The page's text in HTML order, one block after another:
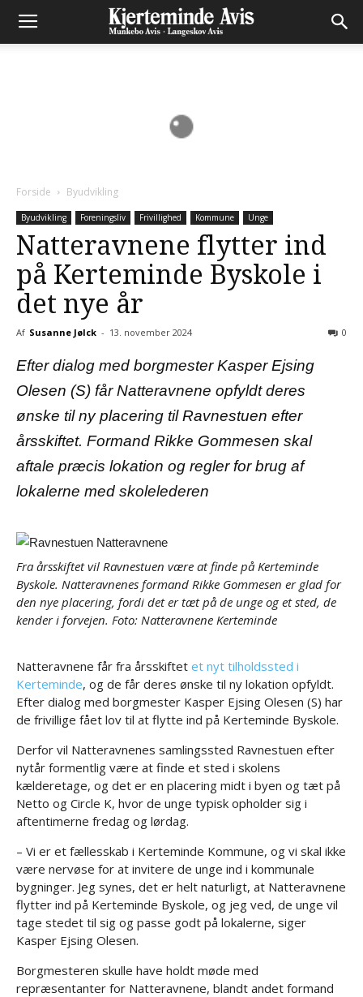
Forside Byudvikling
Byudvikling Foreningsliv Frivillighed Kommune Unge
Natteravnene flytter ind
på Kerteminde Byskole i
det nye år
Af Susanne Jølck - 13. november 2024 0
Efter dialog med borgmester Kasper Ejsing
Olesen (S) får Natteravnene opfyldt deres
ønske til ny placering til Ravnestuen efter
årsskiftet. Formand Rikke Gommesen skal
aftale præcis lokation og regler for brug af
lokalerne med skolelederen
Fra årsskiftet vil Ravnestuen være at finde på Kerteminde
Byskole. Natteravnenes formand Rikke Gommesen er glad for
den nye placering, fordi det er tæt på de unge og et sted, de
kender i forvejen. Foto: Natteravnene Kerteminde
Natteravnene får fra årsskiftet et nyt tilholdssted i
Kerteminde, og de får deres ønske til ny lokation opfyldt.
Efter dialog med borgmester Kasper Ejsing Olesen (S) har
de frivillige fået lov til at flytte ind på Kerteminde Byskole.
Derfor vil Natteravnenes samlingssted Ravnestuen efter
nytår formentlig være at finde et sted i skolens
kælderetage, og det er en placering midt i byen og tæt på
Netto og Circle K, hvor de unge typisk opholder sig i
aftentimerne fredag og lørdag.
– Vi er et fællesskab i Kerteminde Kommune, og vi skal ikke
være nervøse for at invitere de unge ind i kommunale
bygninger. Jeg synes, det er helt naturligt, at Natteravnene
flytter ind på Kerteminde Byskole, og jeg ved, de unge vil
tage stedet til sig og passe godt på lokalerne, siger
Kasper Ejsing Olesen.
Borgmesteren skulle have holdt møde med
repræsentanter for Natteravnene, blandt andet formand